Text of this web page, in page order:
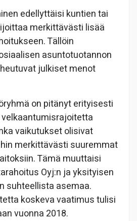
edellyttäisi kuntien tai
merkittävästi lisää
Tällöin
asuntotuotannon
julkiset menot
on pitänyt erityisesti
vaikutukset olisivat
merkittävästi suuremmat
Tämä muuttaisi
Oyj:n ja yksityisen
suhteellista asemaa.
koskeva vaatimus tulisi
vuonna 2018.